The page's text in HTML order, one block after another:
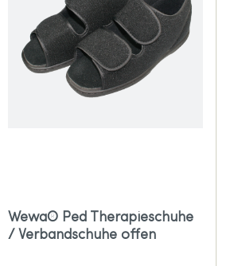
Wewa® Ped Therapieschuhe
/ Verbandschuhe offen